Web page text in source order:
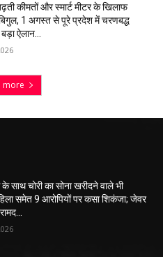
कीमतों और स्मार्ट मीटर के खिलाफ
1 अगस्त से पूरे प्रदेश में चरणबद्ध
ऐलान…
more
साथ चोरी का सोना खरीदने वाले भी
समेत 9 आरोपियों पर कसा शिकंजा; जेवर